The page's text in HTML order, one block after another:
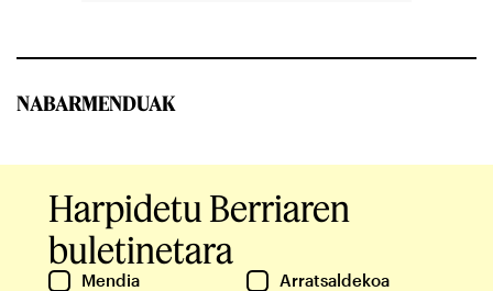
NABARMENDUAK
Harpidetu Berriaren
buletinetara
Mendia
Arratsaldekoa